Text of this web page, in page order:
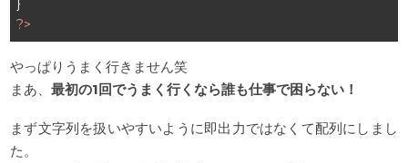
?>
やっぱりうまく行きません笑
まあ、最初の1回でうまく行くなら誰も仕事で困らない！
まず文字列を扱いやすいように即出力ではなくて配列にしまし
た。